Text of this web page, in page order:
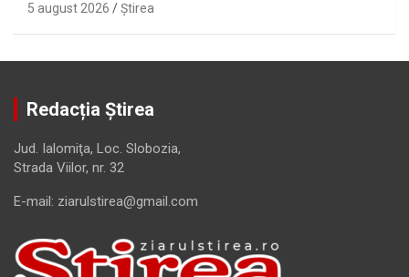
5 august 2026 Ştirea
Redacția Știrea
Jud. Ialomiţa, Loc. Slobozia,
Strada Viilor, nr. 32
E-mail: ziarulstirea@gmail.com